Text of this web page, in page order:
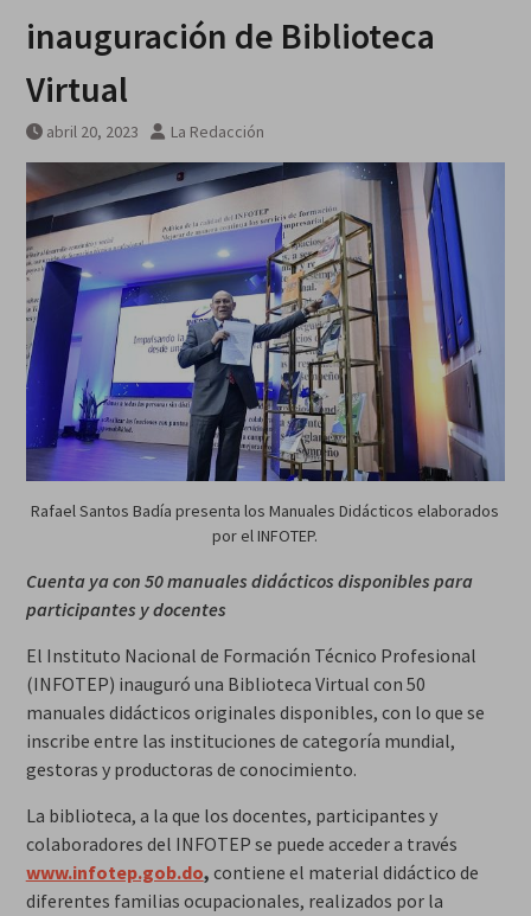
inauguración de Biblioteca
Virtual
abril 20, 2023 La Redacción
Rafael Santos Badía presenta los Manuales Didácticos elaborados
por el INFOTEP.
Cuenta ya con 50 manuales didácticos disponibles para
participantes y docentes
El Instituto Nacional de Formación Técnico Profesional
(INFOTEP) inauguró una Biblioteca Virtual con 50
manuales didácticos originales disponibles, con lo que se
inscribe entre las instituciones de categoría mundial,
gestoras y productoras de conocimiento.
La biblioteca, a la que los docentes, participantes y
colaboradores del INFOTEP se puede acceder a través
www.infotep.gob.do, contiene el material didáctico de
diferentes familias ocupacionales, realizados por la